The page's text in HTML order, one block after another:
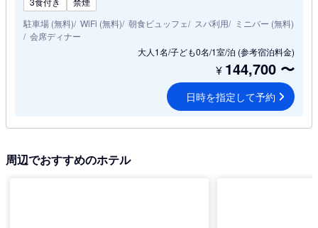
駐車場 (無料) WiFi (無料) 朝食ビュッフェ スパ利用
ミニバー (無料)
会席ディナー
大人1名/子ども0名/1室/泊 (参考宿泊料金)
¥ 144,700 〜
日時を指定して予約
周辺でおすすめのホテル